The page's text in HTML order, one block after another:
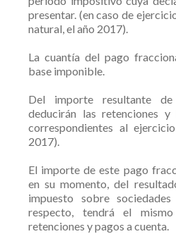
presentar. (en caso de
natural, el año 2017).
La cuantía del pago
base imponible.
Del importe resultante
deducirán las retenciones
correspondientes al
2017).
El importe de este pago
en su momento, del
impuesto sobre
respecto, tendrá el
retenciones y pagos a cuenta.